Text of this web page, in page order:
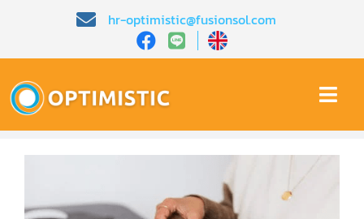
content
hr-optimistic@fusionsol.com
หน้าหลัก​
เกี่ยวกับเรา​